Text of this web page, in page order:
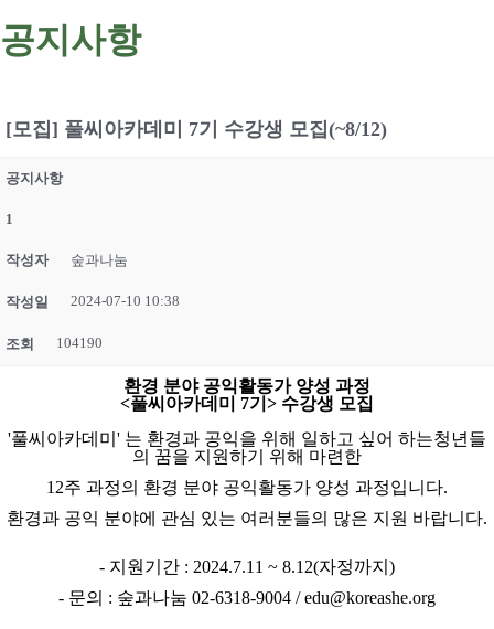
공지사항
[모집] 풀씨아카데미 7기 수강생 모집(~8/12)
공지사항
1
작성자 숲과나눔
작성일 2024-07-10 10:38
조회 104190
환경 분야 공익활동가 양성 과정
<풀씨아카데미 7기> 수강생 모집
'풀씨아카데미' 는 환경과 공익을 위해 일하고 싶어 하는청년들
의 꿈을 지원하기 위해 마련한
12주 과정의 환경 분야 공익활동가 양성 과정입니다.
환경과 공익 분야에 관심 있는 여러분들의 많은 지원 바랍니다.
- 지원기간 : 2024.7.11 ~ 8.12(자정까지)
- 문의 : 숲과나눔 02-6318-9004 / edu@koreashe.org